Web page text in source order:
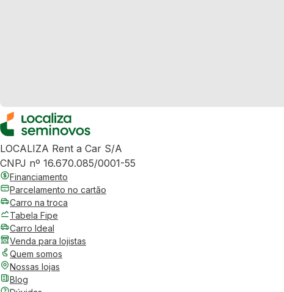
LOCALIZA Rent a Car S/A
CNPJ nº 16.670.085/0001-55
Financiamento
Parcelamento no cartão
Carro na troca
Tabela Fipe
Carro Ideal
Venda para lojistas
Quem somos
Nossas lojas
Blog